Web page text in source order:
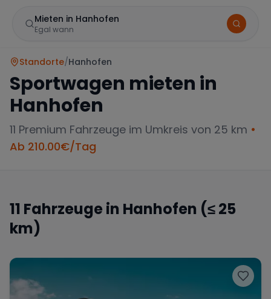
Mieten in Hanhofen
Egal wann
Porsche
Standorte/Hanhofen
Sportwagen mieten in
Hanhofen
11 Premium Fahrzeuge im Umkreis von 25 km •
Ab 210.00€/Tag
11 Fahrzeuge in Hanhofen (≤ 25
km)